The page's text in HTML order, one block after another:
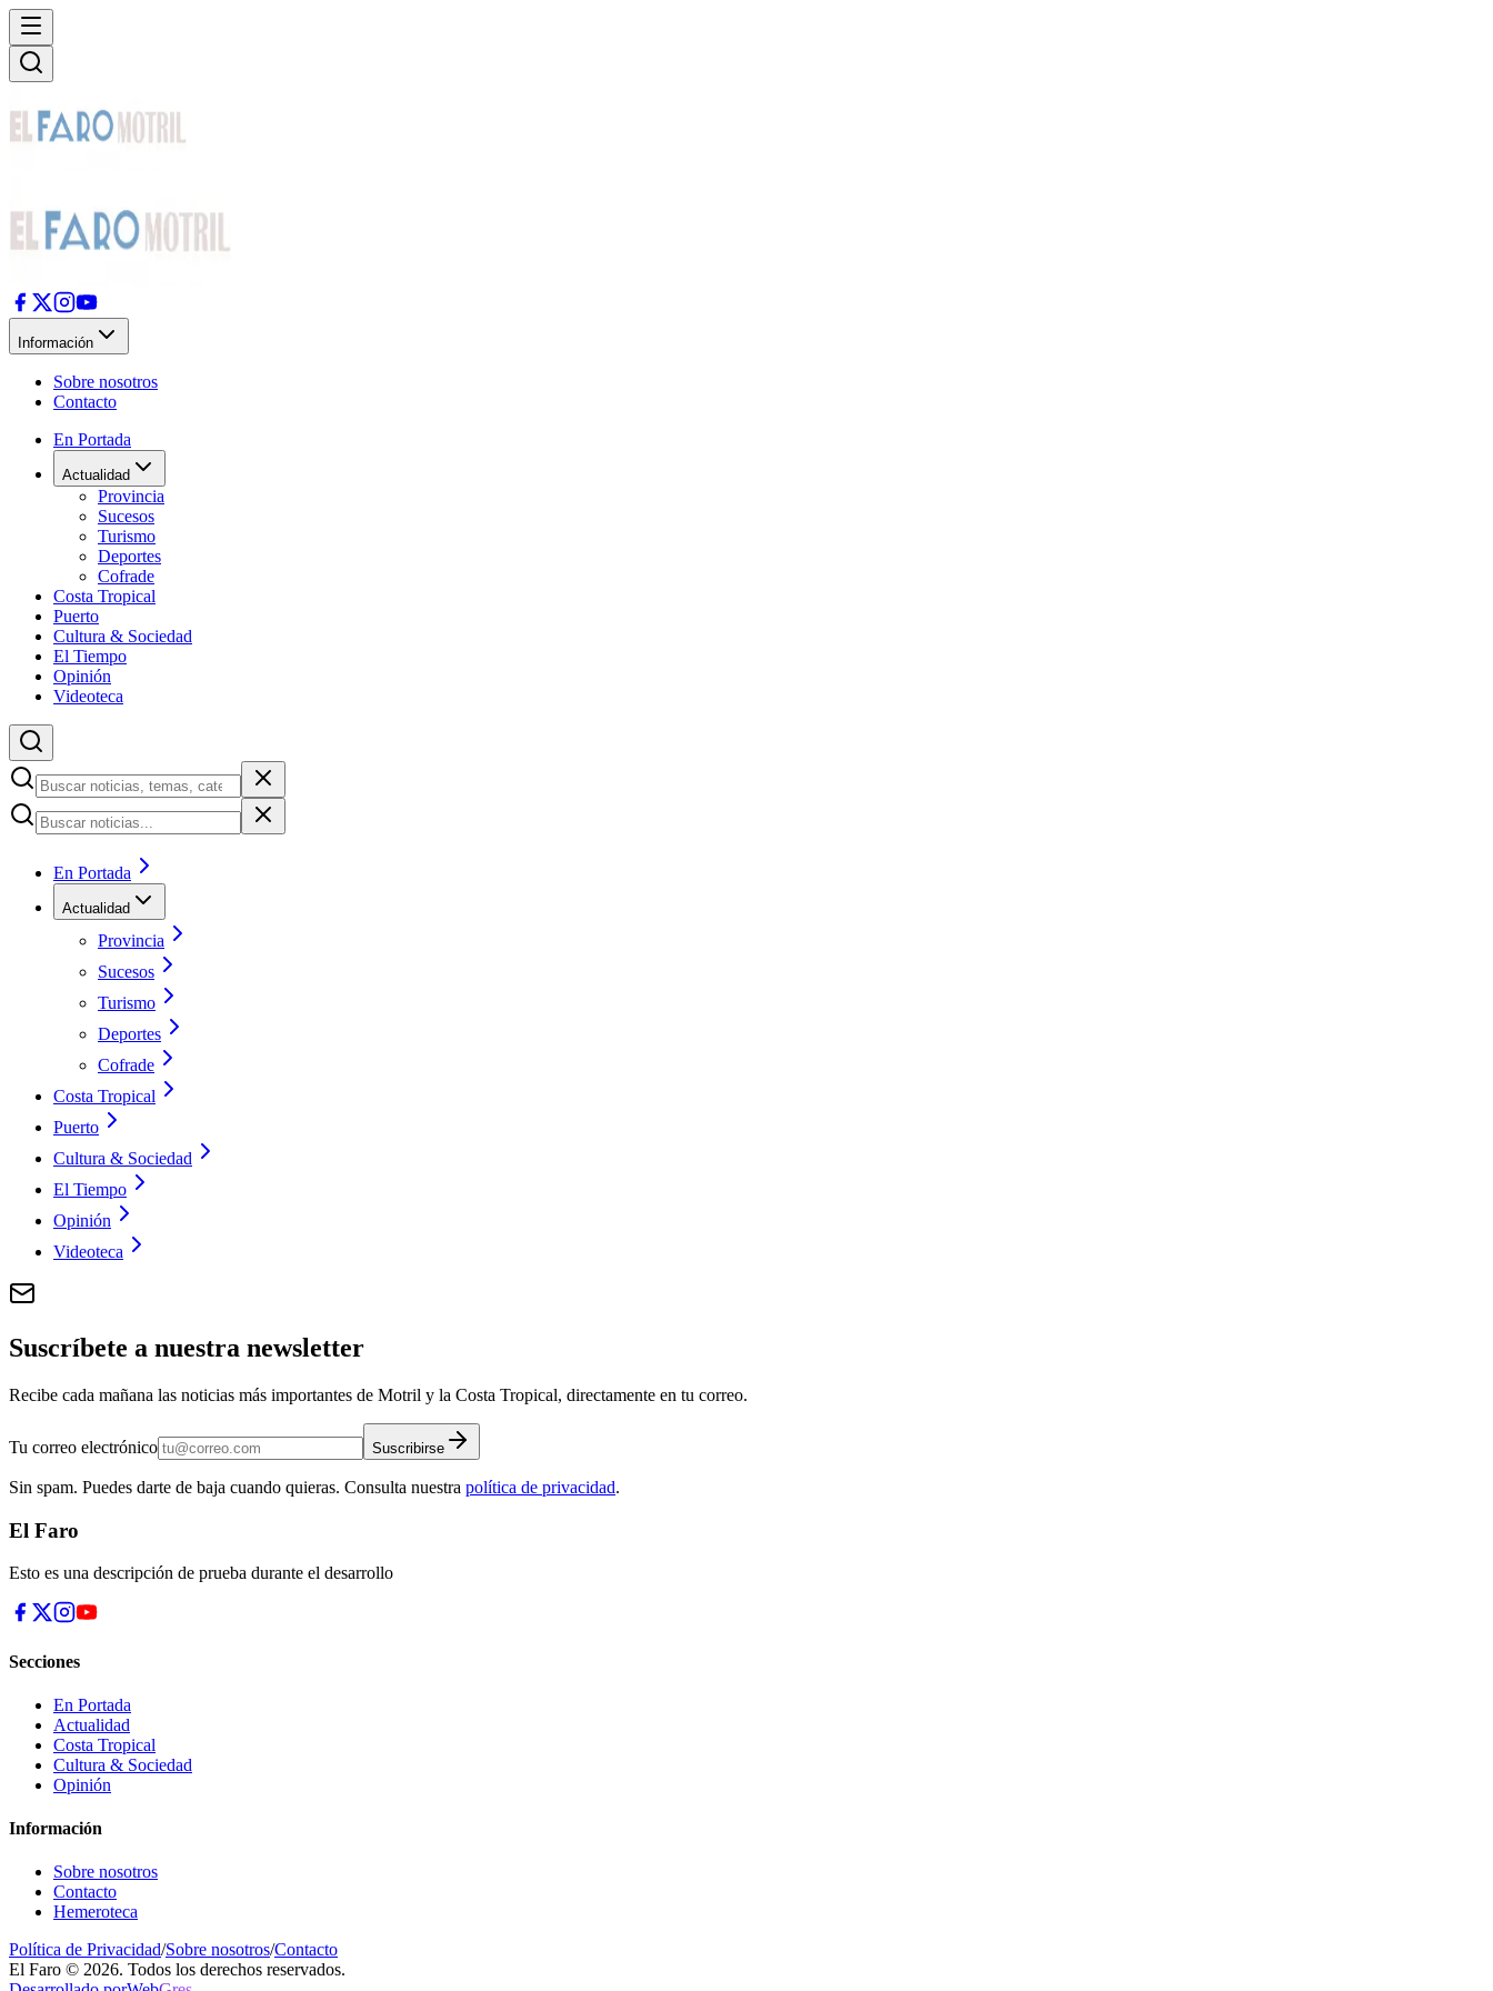
Información
Sobre nosotros
Contacto
En Portada
Actualidad
Provincia
Sucesos
Turismo
Deportes
Cofrade
Costa Tropical
Puerto
Cultura & Sociedad
El Tiempo
Opinión
Videoteca
En Portada
Actualidad
Provincia
Sucesos
Turismo
Deportes
Cofrade
Costa Tropical
Puerto
Cultura & Sociedad
El Tiempo
Opinión
Videoteca
Suscríbete a nuestra newsletter
Recibe cada mañana las noticias más importantes de Motril y la Costa Tropical, directamente en tu correo.
Tu correo electrónico Suscribirse
Sin spam. Puedes darte de baja cuando quieras. Consulta nuestra política de privacidad.
El Faro
Esto es una descripción de prueba durante el desarrollo
Secciones
En Portada
Actualidad
Costa Tropical
Cultura & Sociedad
Opinión
Información
Sobre nosotros
Contacto
Hemeroteca
Política de Privacidad/Sobre nosotros/Contacto
El Faro © 2026. Todos los derechos reservados.